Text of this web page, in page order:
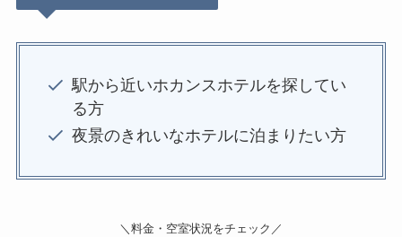
駅から近いホカンスホテルを探してい
る方
夜景のきれいなホテルに泊まりたい方
＼料金・空室状況をチェック／